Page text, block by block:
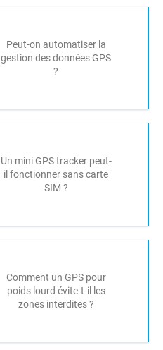
Peut-on automatiser la
gestion des données GPS
?
Un mini GPS tracker peut-
il fonctionner sans carte
SIM ?
Comment un GPS pour
poids lourd évite-t-il les
zones interdites ?